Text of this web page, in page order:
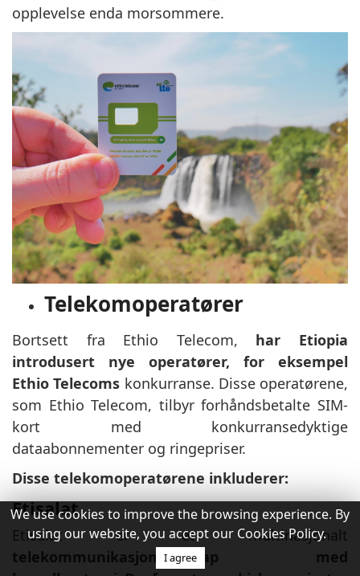
opplevelse enda morsommere.
Telekomoperatører
Bortsett fra Ethio Telecom, har Etiopia
introdusert nye operatører, for eksempel
Ethio Telecoms konkurranse. Disse operatørene,
som Ethio Telecom, tilbyr forhåndsbetalte SIM-
kort med konkurransedyktige
dataabonnementer og ringepriser.
Disse telekomoperatørene inkluderer:
Etisalat
Etisalat er et multinasjonalt
telekommunikasjonsselskap med
We use cookies to improve the browsing experience. By
using our website, you accept our Cookies Policy.
I agree